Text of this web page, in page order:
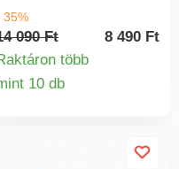
hólyagmentes kényelem
a könnyű
leszel készen
35%
090 Ft
8 490 Ft
több
10 db